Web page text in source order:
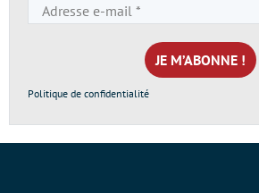
e-
mail
*
Politique de confidentialité